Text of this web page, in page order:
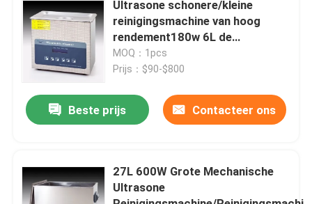
Contacteer ons
Verzoek om een Citaat
Ultrasone schoonmaak transducer
Multifrequentie Ultrasone Omvormer
Ultrasone schonere/kleine
reinigingsmachine van hoog
rendement180w 6L de
mechanische ultrasone schonere
/industry
MOQ：1pcs
Prijs：$90-$800
Beste prijs Contacteer ons
27L 600W Grote Mechanische
Ultrasone